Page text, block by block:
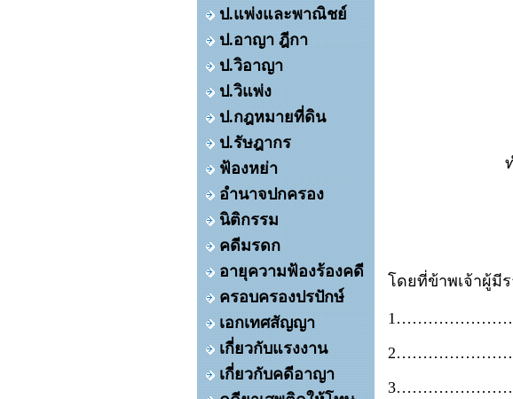
ป.แพ่งและพาณิชย์
ป.อาญา ฎีกา
ป.วิอาญา
ป.วิแพ่ง
ป.กฎหมายที่ดิน
ป.รัษฎากร
ฟ้องหย่า
อำนาจปกครอง
นิติกรรม
คดีมรดก
อายุความฟ้องร้องคดี
ครอบครองปรปักษ์
เอกเทศสัญญา
เกี่ยวกับแรงงาน
เกี่ยวกับคดีอาญา
โดยที่ข้าพเจ้าผู้มี